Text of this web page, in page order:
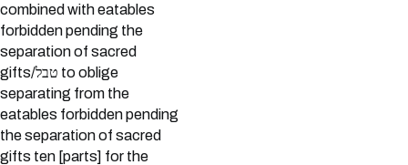
combined with eatables
forbidden pending the
separation of sacred
gifts/טבל to oblige
separating from the
eatables forbidden pending
the separation of sacred
gifts ten [parts] for the